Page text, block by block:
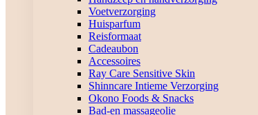
Voetverzorging
Huisparfum
Reisformaat
Cadeaubon
Accessoires
Ray Care Sensitive Skin
Shinncare Intieme Verzorging
Okono Foods & Snacks
Bad-en massageolie